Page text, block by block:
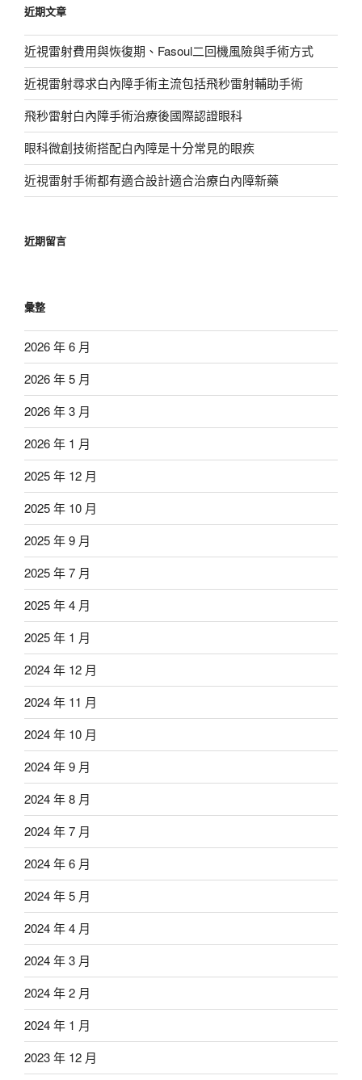
字:
近期文章
近視雷射費用與恢復期、Fasoul二回機風險與手術方式
近視雷射尋求白內障手術主流包括飛秒雷射輔助手術
飛秒雷射白內障手術治療後國際認證眼科
眼科微創技術搭配白內障是十分常見的眼疾
近視雷射手術都有適合設計適合治療白內障新藥
近期留言
彙整
2026 年 6 月
2026 年 5 月
2026 年 3 月
2026 年 1 月
2025 年 12 月
2025 年 10 月
2025 年 9 月
2025 年 7 月
2025 年 4 月
2025 年 1 月
2024 年 12 月
2024 年 11 月
2024 年 10 月
2024 年 9 月
2024 年 8 月
2024 年 7 月
2024 年 6 月
2024 年 5 月
2024 年 4 月
2024 年 3 月
2024 年 2 月
2024 年 1 月
2023 年 12 月